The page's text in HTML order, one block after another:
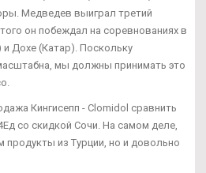
Медведев выиграл третий
он побеждал на соревнованиях в
Дохе (Катар). Поскольку
мы должны принимать это
Кингисепп - Clomidol сравнить
со скидкой Сочи. На самом деле,
продукты из Турции, но и довольно